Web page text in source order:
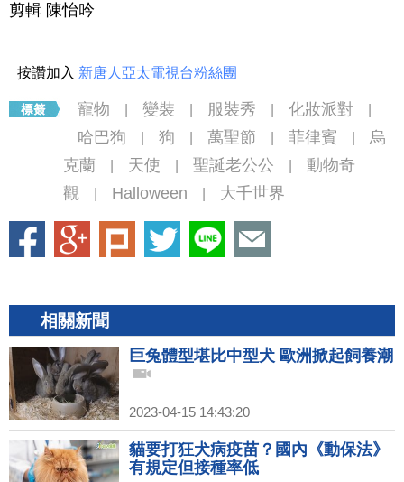
剪輯 陳怡吟
按讚加入 新唐人亞太電視台粉絲團
寵物 變裝 服裝秀 化妝派對
哈巴狗 狗 萬聖節 菲律賓
烏
克蘭
天使 聖誕老公公
動物奇
觀
Halloween 大千世界
相關新聞
巨兔體型堪比中型犬 歐洲掀起飼養潮
2023-04-15 14:43:20
貓要打狂犬病疫苗？國內《動保法》
有規定但接種率低